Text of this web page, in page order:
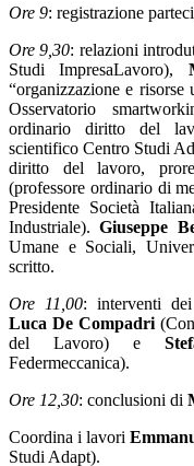
Ore 9: registrazione
Ore 9,30: relazioni
Studi ImpresaLavoro),
“organizzazione e
Osservatorio
ordinario diritto del
scientifico Centro Studi
diritto del lavoro,
(professore ordinario di
Presidente Società
Industriale).Giuseppe
Umane e Sociali,
scritto.
Ore 11,00: interventi dei
Luca De Compadri
del Lavoro) e
Federmeccanica).
Ore 12,30: conclusioni di
Coordina i lavori
Studi Adapt).